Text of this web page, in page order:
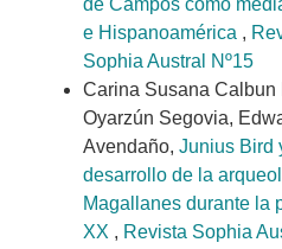
de Campos como
e Hispanoamérica ,
Sophia Austral Nº15
Carina Susana Calbun
Oyarzún Segovia,
Avendaño, Junius Bird
desarrollo de la
Magallanes durante la
XX , Revista Sophia